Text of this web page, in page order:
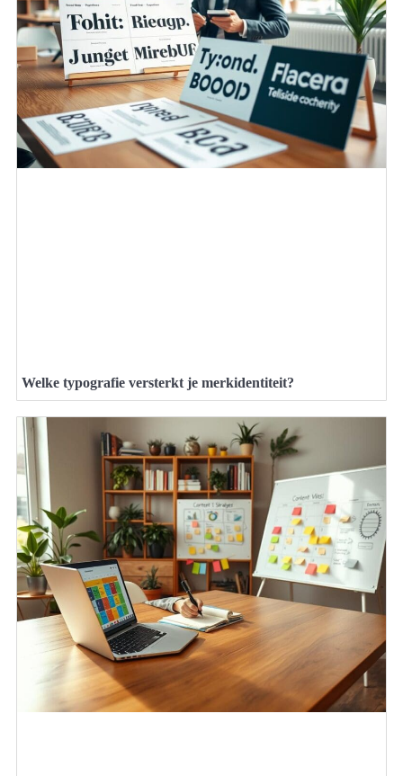
Welke typografie versterkt je merkidentiteit?